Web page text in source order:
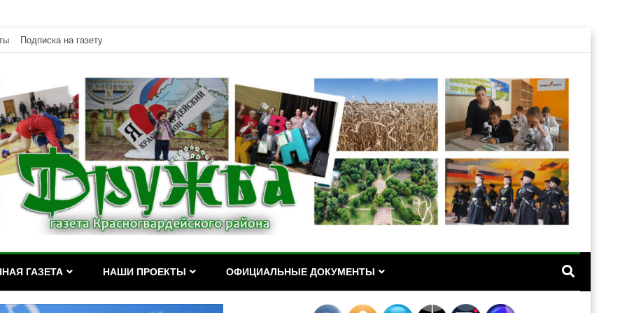
Подписка на газету
района РА
ГАЗЕТА НАШИ ПРОЕКТЫ ОФИЦИАЛЬНЫЕ ДОКУМЕНТЫ